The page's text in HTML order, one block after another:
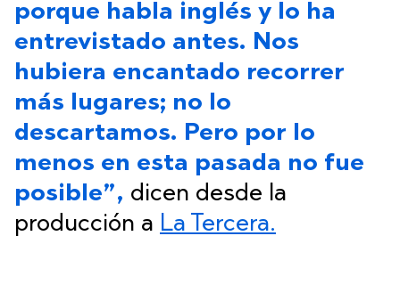
porque habla inglés y lo ha
entrevistado antes. Nos
hubiera encantado recorrer
más lugares; no lo
descartamos. Pero por lo
menos en esta pasada no fue
posible”, dicen desde la
producción a La Tercera.